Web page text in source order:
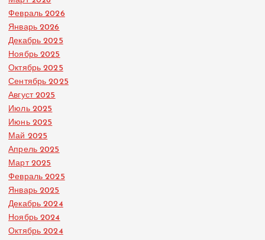
Февраль 2026
Январь 2026
Декабрь 2025
Ноябрь 2025
Октябрь 2025
Сентябрь 2025
Август 2025
Июль 2025
Июнь 2025
Май 2025
Апрель 2025
Март 2025
Февраль 2025
Январь 2025
Декабрь 2024
Ноябрь 2024
Октябрь 2024